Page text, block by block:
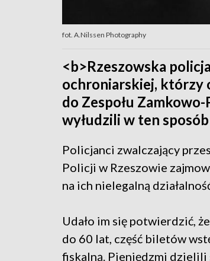
fot. A.Nilssen Photography
<b>Rzeszowska
ochroniarskiej, którzy
do Zespołu
wyłudzili w ten
Policjanci zwalczający
Policji w Rzeszowie
na ich nielegalną
Udało im się potwierdzić,
do 60 lat, część biletów
fiskalną. Pieniędzmi dzielili